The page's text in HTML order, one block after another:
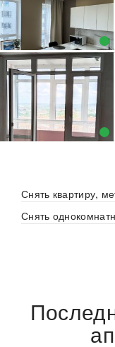
Снять квартиру,
Снять